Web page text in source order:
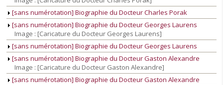
[sans numérotation] Biographie du Docteur Charles Porak
[sans numérotation] Biographie du Docteur Georges Laurens
Image : [Caricature du Docteur Georges Laurens]
[sans numérotation] Biographie du Docteur Georges Laurens
[sans numérotation] Biographie du Docteur Gaston Alexandre
Image : [Caricature du Docteur Gaston Alexandre]
[sans numérotation] Biographie du Docteur Gaston Alexandre